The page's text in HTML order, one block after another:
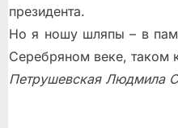
президента.
Но я ношу шляпы – в
Серебряном веке, таком
Петрушевская Людмила